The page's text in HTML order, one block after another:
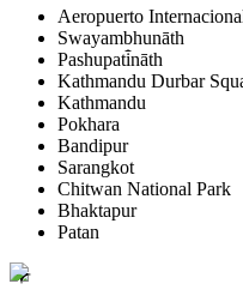
Aeropuerto
Swayambhunāth
Pashupati̇̄nāth
Kathmandu Durbar
Kathmandu
Pokhara
Bandipur
Sarangkot
Chitwan National Park
Bhaktapur
Patan